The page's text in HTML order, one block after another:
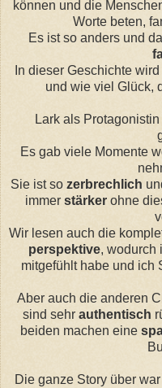
können und die
Worte beten,
Es ist so anders und
In dieser Geschichte
und wie viel Glück,
Lark als
Es gabviele Momente
Sie ist so zerbrechlich
immer stärker ohne
Wir lesen auch die
perspektive, wodurch
mitgefühlt habe und ich
Aber auch die anderen
sind sehr authentisch
beiden machen eine
Die ganze Story über